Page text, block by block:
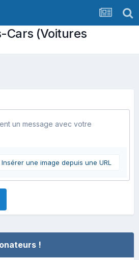
Cars (Voitures
un message avec votre
Insérer une image depuis une URL
!